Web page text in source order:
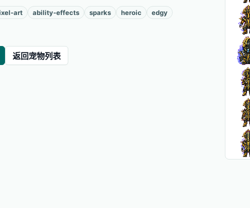
art ability-effects sparks heroic
edgy
返回宠物列表